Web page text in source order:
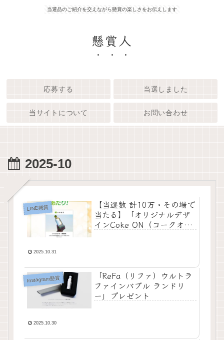
当選品のご紹介を交えながら懸賞の楽しさをお伝えします
懸賞人
応募する 当選しました
当サイトについて お問い合わせ
2025-10
LINE懸賞
【当選数 計10万・その場で
当たる】「オリジナルデザ
インCoke ON（コークオ
2025.10.31
Instagram懸賞
「ReFa（リファ）ウルトラ
ファインバブル ランドリ
ー」プレゼント
2025.10.30